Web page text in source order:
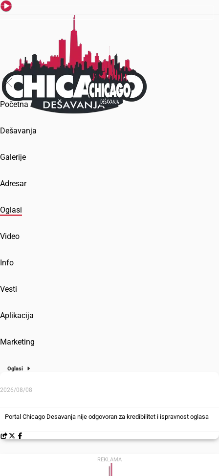
Početna
Dešavanja
Galerije
Adresar
Oglasi
Video
Info
Vesti
Aplikacija
Marketing
Oglasi
Portal Chicago Desavanja nije odgovoran za kredibilitet i ispravnost oglasa
2026/08/08
REKLAMA